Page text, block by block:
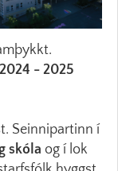
- 2025
Seinnipartinn í
skóla og í lok